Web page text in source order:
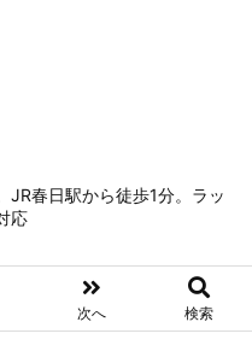
JR春日駅から徒歩1分。ラッ
応
次へ 検索